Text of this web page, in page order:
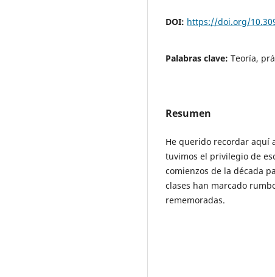
DOI: https://doi.org/
Palabras clave: Teoría,
Resumen
He querido recordar aquí
tuvimos el privilegio de
comienzos de la década
clases han marcado
rememoradas.